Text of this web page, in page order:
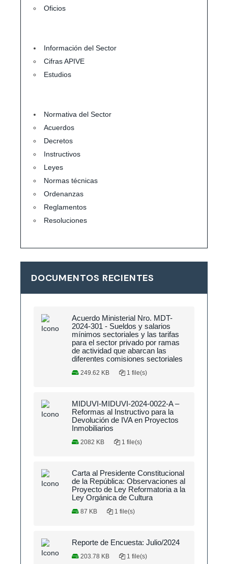
Oficios
Información del Sector
Cifras APIVE
Estudios
Normativa del Sector
Acuerdos
Decretos
Instructivos
Leyes
Normas técnicas
Ordenanzas
Reglamentos
Resoluciones
DOCUMENTOS RECIENTES
Acuerdo Ministerial Nro. MDT-
2024-301 - Sueldos y salarios
mínimos sectoriales y las tarifas
para el sector privado por ramas
de actividad que abarcan las
diferentes comisiones sectoriales
249.62 KB 1 file(s)
MIDUVI-MIDUVI-2024-0022-A –
Reformas al Instructivo para la
Devolución de IVA en Proyectos
Inmobiliarios
2082 KB 1 file(s)
Carta al Presidente Constitucional
de la República: Observaciones al
Proyecto de Ley Reformatoria a la
Ley Orgánica de Cultura
87 KB 1 file(s)
Reporte de Encuesta: Julio/2024
203.78 KB 1 file(s)